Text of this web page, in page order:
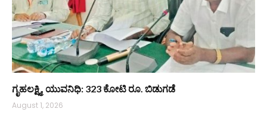
ಗೃಹಲಕ್ಷ್ಮಿ, ಯುವನಿಧಿ: 323 ಕೋಟಿ ರೂ. ಬಿಡುಗಡೆ
August 1, 2026